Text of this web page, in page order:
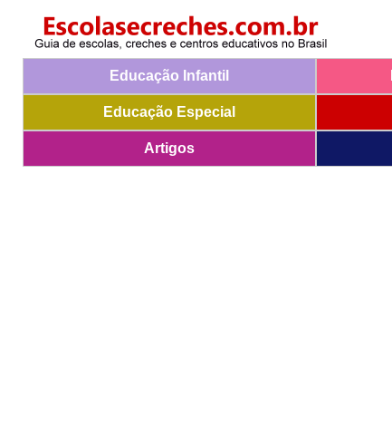
Educação Infantil
Educação Especial
Artigos